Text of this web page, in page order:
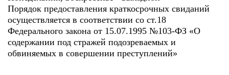
Порядок предоставления краткосрочных свиданий
осуществляется в соответствии со ст.18
Федерального закона от 15.07.1995 №103-ФЗ «О
содержании под стражей подозреваемых и
обвиняемых в совершении преступлений»